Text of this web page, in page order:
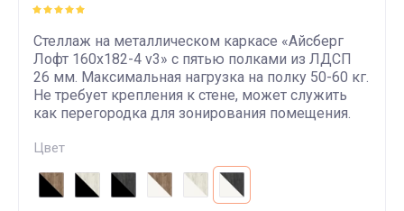
Стеллаж на металлическом каркасе «Айсберг
Лофт 160х182-4 v3» с пятью полками из ЛДСП
26 мм. Максимальная нагрузка на полку 50-60 кг.
Не требует крепления к стене, может служить
как перегородка для зонирования помещения.
Цвет